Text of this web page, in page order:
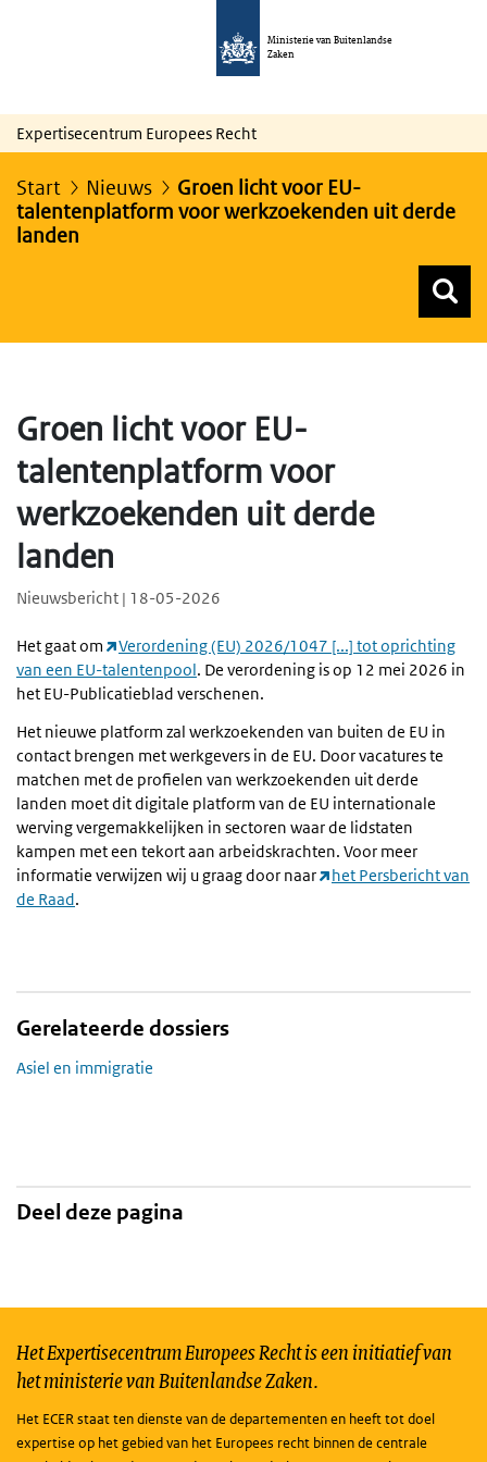
Ministerie van Buitenlandse
Zaken
Expertisecentrum Europees Recht
Start Nieuws
Groen licht voor EU-
talentenplatform voor werkzoekenden uit derde
landen
Groen licht voor EU-
talentenplatform voor
werkzoekenden uit derde
landen
Nieuwsbericht | 18-05-2026
Het gaat om
Verordening (EU) 2026/1047 [...] tot oprichting
van een EU-talentenpool. De verordening is op 12 mei 2026 in
het EU-Publicatieblad verschenen.
Het nieuwe platform zal werkzoekenden van buiten de EU in
contact brengen met werkgevers in de EU. Door vacatures te
matchen met de profielen van werkzoekenden uit derde
landen moet dit digitale platform van de EU internationale
werving vergemakkelijken in sectoren waar de lidstaten
kampen met een tekort aan arbeidskrachten. Voor meer
informatie verwijzen wij u graag door naar
het Persbericht van
de Raad.
Gerelateerde dossiers
Asiel en immigratie
Deel deze pagina
Het Expertisecentrum Europees Recht is een initiatief van
het ministerie van Buitenlandse Zaken.
Het ECER staat ten dienste van de departementen en heeft tot doel
expertise op het gebied van het Europees recht binnen de centrale